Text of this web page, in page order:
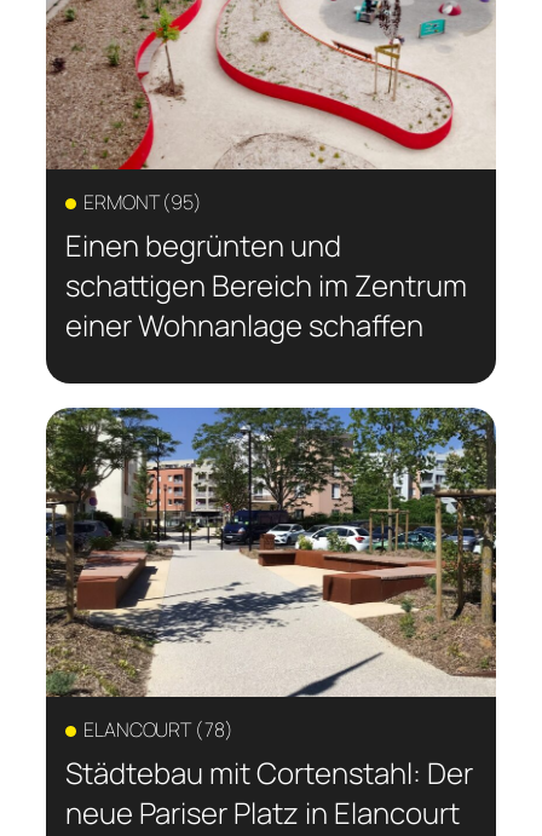
ERMONT (95)
Einen begrünten und
schattigen Bereich im Zentrum
einer Wohnanlage schaffen
ELANCOURT (78)
Städtebau mit Cortenstahl: Der
neue Pariser Platz in Elancourt